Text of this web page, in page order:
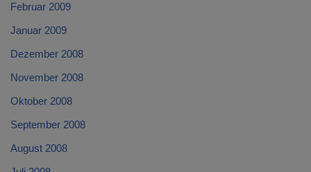
Februar 2009
Januar 2009
Dezember 2008
November 2008
Oktober 2008
September 2008
August 2008